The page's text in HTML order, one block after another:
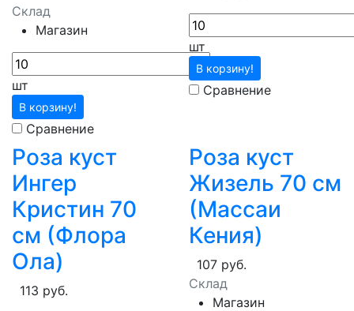
Склад
Магазин
шт
В корзину!
Сравнение
шт
В корзину!
Сравнение
Роза куст
Ингер
Кристин 70
см (Флора
Ола)
113 руб.
Роза куст
Жизель 70 см
(Массаи
Кения)
107 руб.
Склад
Магазин